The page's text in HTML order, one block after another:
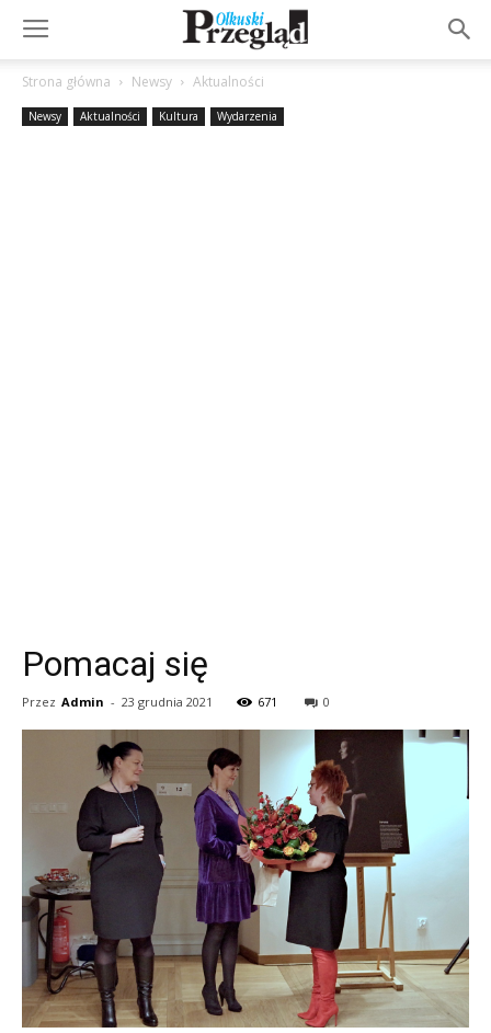
Strona główna Newsy Aktualności
Newsy Aktualności Kultura Wydarzenia
Pomacaj się
Przez Admin - 23 grudnia 2021 671 0